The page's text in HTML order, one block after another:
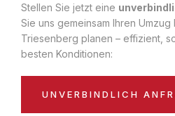
Stellen Sie jetzt eine
Sie uns gemeinsam Ihren Umzug
Triesenberg planen – effizient,
besten Konditionen:
UNVERBINDLICH